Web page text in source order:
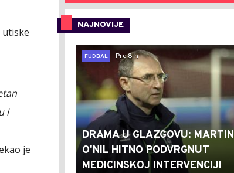
utiske
i
je
NAJNOVIJE
FUDBAL
Pre 8 h
DRAMA U GLAZGOVU: MARTIN
O'NIL HITNO PODVRGNUT
MEDICINSKOJ INTERVENCIJI